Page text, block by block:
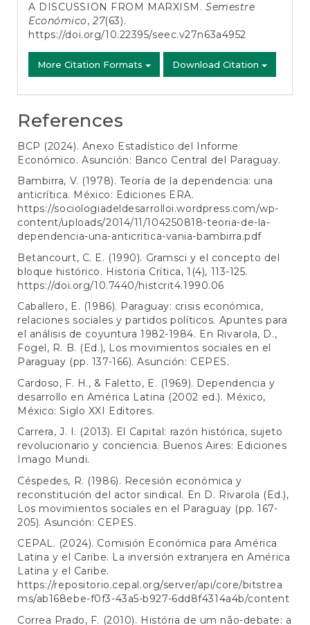
A DISCUSSION FROM MARXISM.Semestre
Económico,27(63).
https://doi.org/10.22395/seec.v27n63a4952
More Citation Formats Download Citation
References
BCP (2024). Anexo Estadístico del Informe
Económico. Asunción: Banco Central del Paraguay.
Bambirra, V. (1978). Teoría de la dependencia: una
anticrítica. México: Ediciones ERA.
https://sociologiadeldesarrolloi.wordpress.com/wp-
content/uploads/2014/11/104250818-teoria-de-la-
dependencia-una-anticritica-vania-bambirra.pdf
Betancourt, C. E. (1990). Gramsci y el concepto del
bloque histórico. Historia Crítica, 1(4), 113-125.
https://doi.org/10.7440/histcrit4.1990.06
Caballero, E. (1986). Paraguay: crisis económica,
relaciones sociales y partidos políticos. Apuntes para
el análisis de coyuntura 1982-1984. En Rivarola, D.,
Fogel, R. B. (Ed.), Los movimientos sociales en el
Paraguay (pp. 137-166). Asunción: CEPES.
Cardoso, F. H., & Faletto, E. (1969). Dependencia y
desarrollo en América Latina (2002 ed.). México,
México: Siglo XXI Editores.
Carrera, J. I. (2013). El Capital: razón histórica, sujeto
revolucionario y conciencia. Buenos Aires: Ediciones
Imago Mundi.
Céspedes, R. (1986). Recesión económica y
reconstitución del actor sindical. En D. Rivarola (Ed.),
Los movimientos sociales en el Paraguay (pp. 167-
205). Asunción: CEPES.
CEPAL. (2024). Comisión Económica para América
Latina y el Caribe. La inversión extranjera en América
Latina y el Caribe.
https://repositorio.cepal.org/server/api/core/bitstrea
ms/ab168ebe-f0f3-43a5-b927-6dd8f4314a4b/content
Correa Prado, F. (2010). História de um não-debate: a